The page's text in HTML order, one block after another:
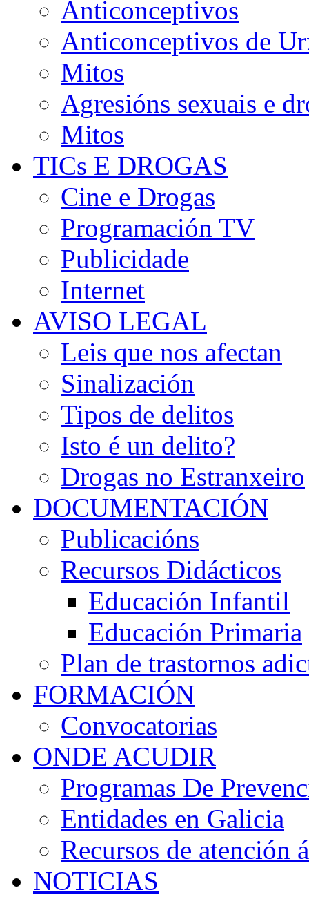
Anticonceptivos
Anticonceptivos de
Mitos
Agresións sexuais e
Mitos
TICs E DROGAS
Cine e Drogas
Programación TV
Publicidade
Internet
AVISO LEGAL
Leis que nos afectan
Sinalización
Tipos de delitos
Isto é un delito?
Drogas no Estranxeiro
DOCUMENTACIÓN
Publicacións
Recursos Didácticos
Educación Infantil
Educación Primaria
Plan de trastornos
FORMACIÓN
Convocatorias
ONDE ACUDIR
Programas De
Entidades en Galicia
Recursos de atención
NOTICIAS